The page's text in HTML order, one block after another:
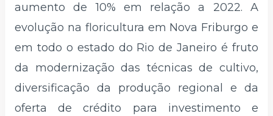
aumento de 10% em relação a 2022. A
evolução na floricultura em Nova Friburgo e
em todo o estado do Rio de Janeiro é fruto
da modernização das técnicas de cultivo,
diversificação da produção regional e da
oferta de crédito para investimento e